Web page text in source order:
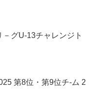
グU-13チャレンジト
第8位・第9位チ-ム 2